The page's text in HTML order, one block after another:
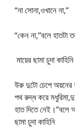
“না সোনা,ওখানে না,”
“কেন না,”বলে হাতটা
মায়ের ছামা চুদা কাহিনি
উরু দুটো চেপে অয়নের
পথ রুদ্ধ করে
হাত দিতে নেই।”বলে
ছামা চুদা কাহিনি